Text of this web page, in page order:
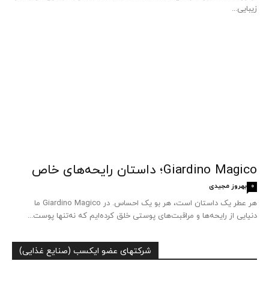
زیبایی...
Giardino Magico؛ داستان رایحه‌های خاص
بهروز مجیدی 0
هر عطر یک داستان است، هر بو یک احساس. در Giardino Magico ما
دنیایی از رایحه‌ها و مراقبت‌های پوستی خلق کرده‌ایم که نه‌تنها پوست...
شرکتهای عضو ایکسب (صنایع غذایی)